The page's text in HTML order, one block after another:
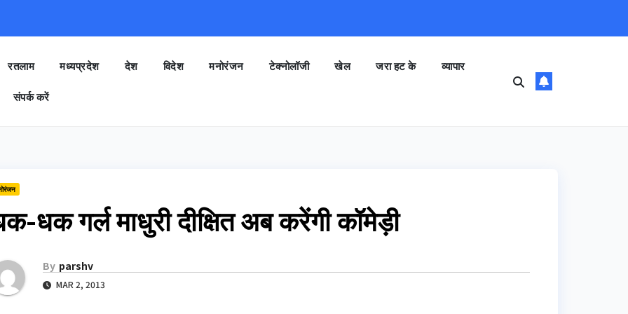
रतलाम मध्यप्रदेश देश विदेश मनोरंजन टेक्नोलॉजी खेल जरा हट के व्यापार
संपर्क करें
धक गर्ल माधुरी दीक्षित अब करेंगी कॉमेड़ी
By parshv
MAR 2, 2013